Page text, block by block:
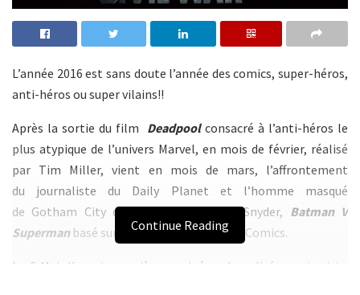
L’année 2016 est sans doute l’année des comics, super-héros,
anti-héros ou super vilains!!
Après la sortie du film Deadpool consacré à l’anti-héros le
plus atypique de l’univers Marvel, en mois de février, réalisé
par Tim Miller, vient en mois de mars, l’affrontement
du journaliste du Daily Planet et l’homme masqué
de Gotham City dans le film de Zack Snyder, Batman V
Superman basé sur les personnages de DC Comics.
Le 6 Mai, l’avant première au cinéma le colisée, en tunisie,
Continue Reading